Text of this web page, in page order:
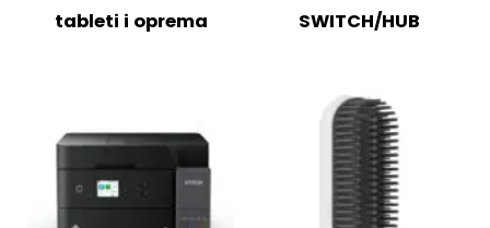
tableti i oprema SWITCH/HUB